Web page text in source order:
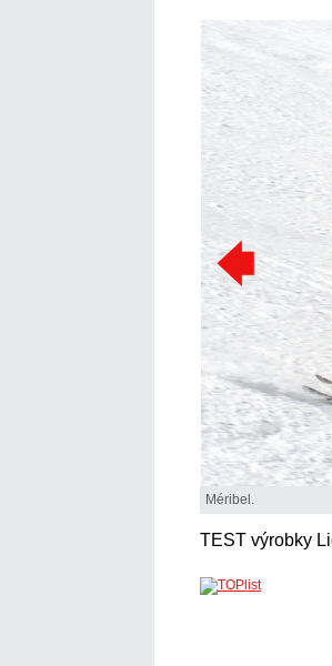
Méribel.
TEST výrobky